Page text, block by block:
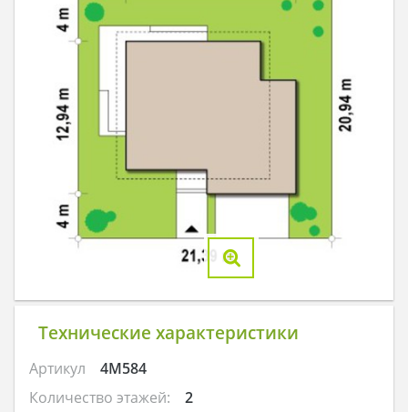
Технические характеристики
Артикул
4M584
Количество этажей:
2